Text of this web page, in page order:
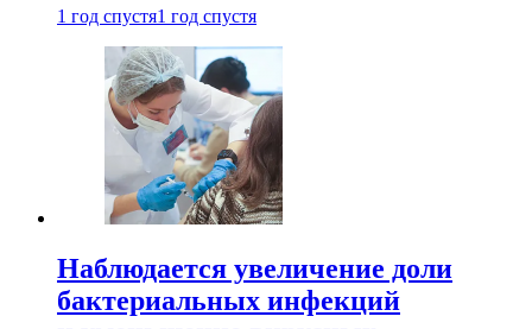
1 год спустя1 год спустя
Наблюдается увеличение доли
бактериальных инфекций